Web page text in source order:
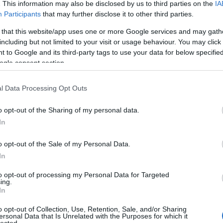
This information may also be disclosed by us to third parties on the
Participants that may further disclose it to other third parties.
that this website/app uses one or more Google services and may
but not limited to your visit or usage behaviour. You may
to Google and its third-party tags to use your data for below
consent section.
Data Processing Opt Outs
opt-out of the Sharing of my personal data.
opt-out of the Sale of my Personal Data.
opt-out of processing my Personal Data for Targeted
opt-out of Collection, Use, Retention, Sale, and/or Sharing
Data that Is Unrelated with the Purposes for which it
Élet a tanácshatalom idején
államok hadseregei ellen. Több helyen ellenforradalmi kormány
Zoltán részt vesz a kötelező sorozáson, de ezúttal sem viszik el
katonának. A főváros nélkülöz, amit megrendült egészségi állapotú
főhősünk nagy önfegyelemmel és találékonysággal igyekszik
Mindeközben a történelem zajlik: beszédek, szónokok, szakszervezet,
plakátok és vörös május elseje – ahogy azt a tömegből egy ifjú
1919 júniusában a Dunáról monitorok lövik a várost. Az
egyre elviselhetetlenebbé válik, ezért a megszállott területekről
dönt, meglátogatja az apostagi rokonságot. Ez azonban a forradalmi
idején nem veszélytelen vállalkozás…
Vörösök, fehérek, franciák és szerbek között haza Temesvárra
csomagokkal gyalogosan kell elhagyniuk a „vörös országot”. A tűző